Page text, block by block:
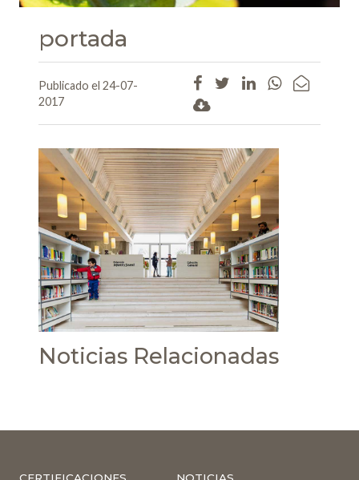
portada
Publicado el 24-07-
2017
Noticias Relacionadas
CERTIFICACIONES NOTICIAS